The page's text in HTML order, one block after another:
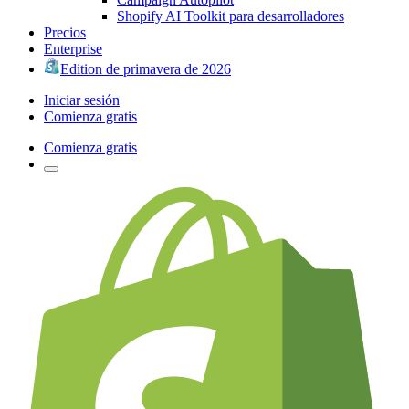
Shopify AI Toolkit para desarrolladores
Precios
Enterprise
Edition de primavera de 2026
Iniciar sesión
Comienza gratis
Comienza gratis